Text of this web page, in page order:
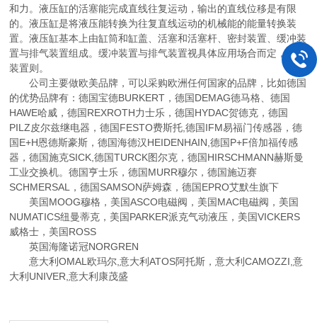
和力。液压缸的活塞能完成直线往复运动，输出的直线位移是有限
的。液压缸是将液压能转换为往复直线运动的机械能的能量转换装
置。液压缸基本上由缸筒和缸盖、活塞和活塞杆、密封装置、缓冲装
置与排气装置组成。缓冲装置与排气装置视具体应用场合而定，其他
装置则。
公司主要做欧美品牌，可以采购欧洲任何国家的品牌，比如德国
的优势品牌有：德国宝德BURKERT，德国DEMAG德马格、德国
HAWE哈威，德国REXROTH力士乐，德国HYDAC贺德克，德国
PILZ皮尔兹继电器，德国FESTO费斯托,德国IFM易福门传感器，德
国E+H恩德斯豪斯，德国海德汉HEIDENHAIN,德国P+F倍加福传感
器，德国施克SICK,德国TURCK图尔克，德国HIRSCHMANN赫斯曼
工业交换机。德国亨士乐，德国MURR穆尔，德国施迈赛
SCHMERSAL，德国SAMSON萨姆森，德国EPRO艾默生旗下
美国MOOG穆格，美国ASCO电磁阀，美国MAC电磁阀，美国
NUMATICS纽曼蒂克，美国PARKER派克气动液压，美国VICKERS
威格士，美国ROSS
英国海隆诺冠NORGREN
意大利OMAL欧玛尔,意大利ATOS阿托斯，意大利CAMOZZI,意
大利UNIVER,意大利康茂盛